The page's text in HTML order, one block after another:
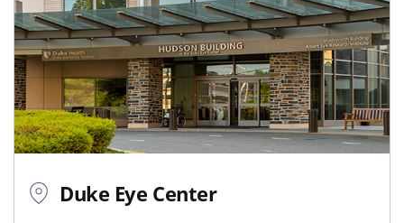
Duke Eye Center